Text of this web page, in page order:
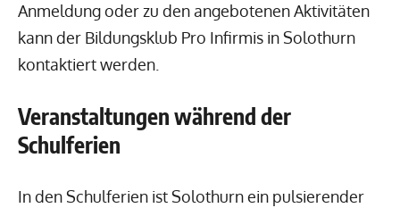
Anmeldung oder zu den angebotenen Aktivitäten
kann der Bildungsklub Pro Infirmis in Solothurn
kontaktiert werden.
Veranstaltungen während der
Schulferien
In den Schulferien ist Solothurn ein pulsierender